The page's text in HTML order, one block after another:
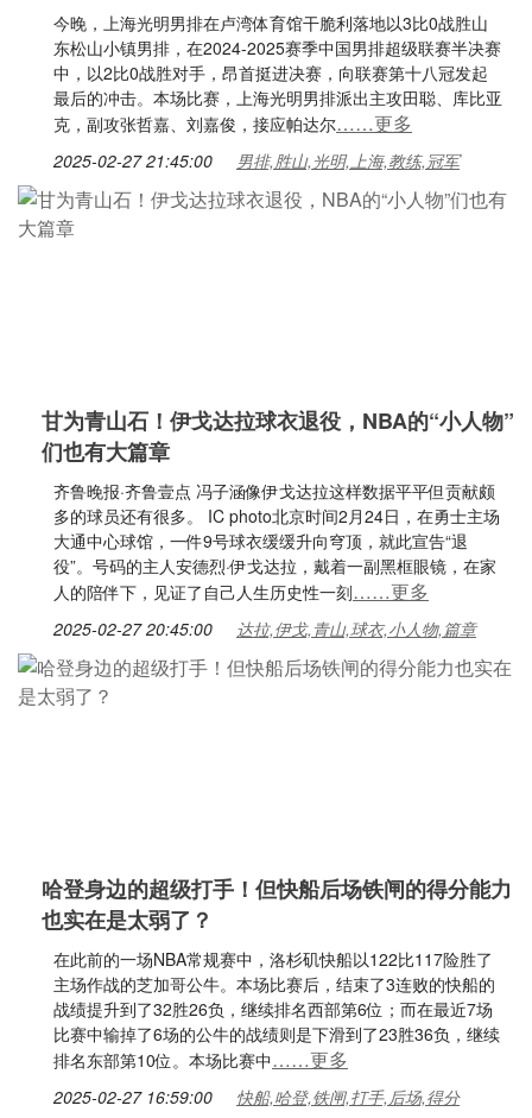
今晚，上海光明男排在卢湾体育馆干脆利落地以3比0战胜山
东松山小镇男排，在2024-2025赛季中国男排超级联赛半决赛
中，以2比0战胜对手，昂首挺进决赛，向联赛第十八冠发起
最后的冲击。本场比赛，上海光明男排派出主攻田聪、库比亚
克，副攻张哲嘉、刘嘉俊，接应帕达尔……更多
2025-02-27 21:45:00 男排,胜山,光明,上海,教练,冠军
甘为青山石！伊戈达拉球衣退役，NBA的“小人物”
们也有大篇章
齐鲁晚报·齐鲁壹点 冯子涵像伊戈达拉这样数据平平但贡献颇
多的球员还有很多。 IC photo北京时间2月24日，在勇士主场
大通中心球馆，一件9号球衣缓缓升向穹顶，就此宣告“退
役”。号码的主人安德烈·伊戈达拉，戴着一副黑框眼镜，在家
人的陪伴下，见证了自己人生历史性一刻……更多
2025-02-27 20:45:00 达拉,伊戈,青山,球衣,小人物,篇章
哈登身边的超级打手！但快船后场铁闸的得分能力
也实在是太弱了？
在此前的一场NBA常规赛中，洛杉矶快船以122比117险胜了
主场作战的芝加哥公牛。本场比赛后，结束了3连败的快船的
战绩提升到了32胜26负，继续排名西部第6位；而在最近7场
比赛中输掉了6场的公牛的战绩则是下滑到了23胜36负，继续
排名东部第10位。本场比赛中……更多
2025-02-27 16:59:00 快船,哈登,铁闸,打手,后场,得分